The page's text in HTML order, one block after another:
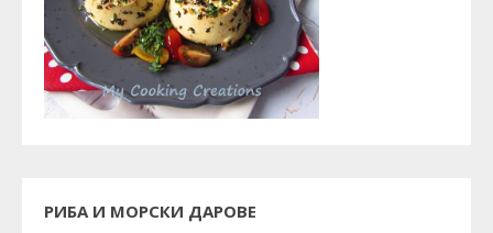
РИБА И МОРСКИ ДАРОВЕ